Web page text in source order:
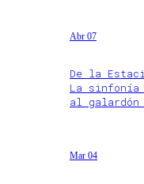
Abr 07
De la
La sinfonía
al galardón
Mar 04